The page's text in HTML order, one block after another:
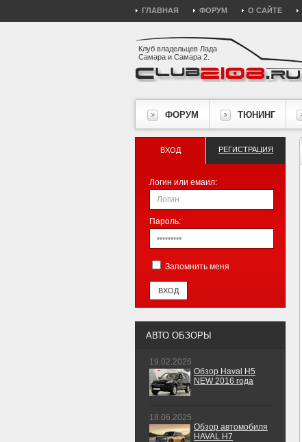
ГЛАВНАЯ ФОРУМ О САЙТЕ
Клуб владельцев Лада
Самара и Самара 2.
ФОРУМ ТЮНИНГ
ВХОД РЕГИСТРАЦИЯ
Логин или емаил:
Пароль:
Запомнить меня
АВТО ОБЗОРЫ
19.02.2026
Обзор Haval H5
NEW 2016 года
18.06.2025
Обзор автомобиля
HAVAL H7